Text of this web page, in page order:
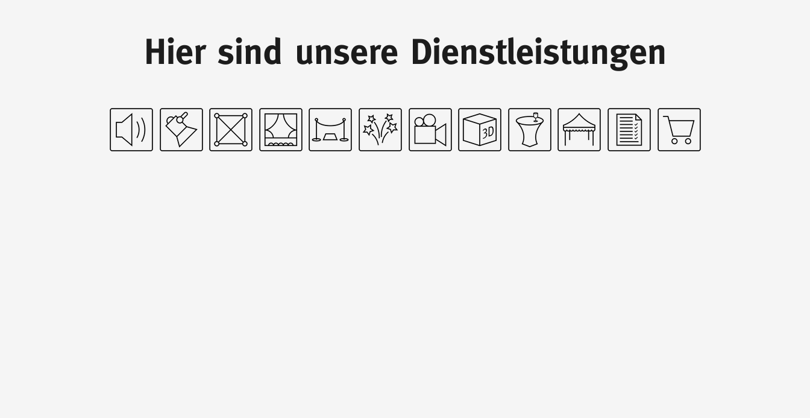
Hier sind unsere Dienstleistungen